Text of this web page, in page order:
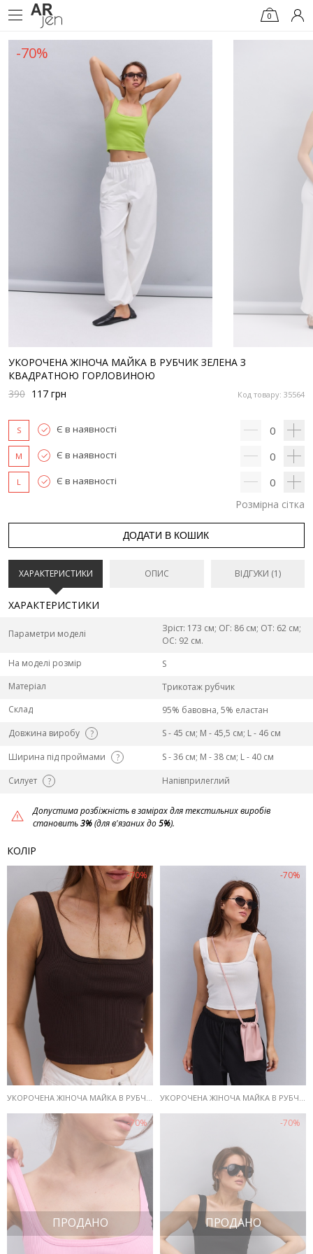
0
-70%
УКОРОЧЕНА ЖІНОЧА МАЙКА В РУБЧИК ЗЕЛЕНА З
КВАДРАТНОЮ ГОРЛОВИНОЮ
Код товару: 35564
390 117 грн
S Є в наявності 0
M Є в наявності 0
L Є в наявності 0
Розмірна сітка
ДОДАТИ В КОШИК
ХАРАКТЕРИСТИКИ ОПИС ВІДГУКИ (1)
ХАРАКТЕРИСТИКИ
Параметри моделі
Зріст: 173 см; ОГ: 86 см; ОТ: 62 см;
ОС: 92 см.
На моделі розмір
S
Матеріал
Трикотаж рубчик
Склад
95% бавовна, 5% еластан
Довжина виробу
?
S - 45 см; M - 45,5 см; L - 46 см
Ширина під проймами
?
S - 36 см; M - 38 см; L - 40 см
Силует
? Напівприлеглий
Допустима розбіжність в замірах для текстильних виробів
становить3%(для в'язаних до5%).
КОЛІР
-70%
УКОРОЧЕНА ЖІНОЧА МАЙКА В РУБЧИК ШОКОЛАДНА З КВАДРАТНОЮ ГОРЛОВИНОЮ
-70%
УКОРОЧЕНА ЖІНОЧА МАЙКА В РУБЧИК МОЛОЧНА З КВАДРАТНОЮ ГОРЛОВИНОЮ
-70%
ПРОДАНО
-70%
ПРОДАНО